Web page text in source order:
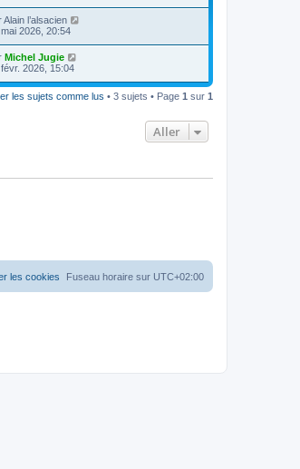
Alain l’alsacien
2026, 20:54
Michel Jugie
2026, 15:04
les sujets comme lus • 3 sujets • Page 1 sur 1
Aller
Fuseau horaire sur UTC+02:00
les cookies